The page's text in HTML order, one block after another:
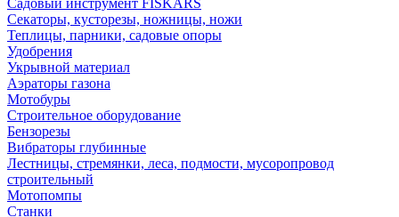
Садовый инструмент FISKARS
Секаторы, кусторезы, ножницы, ножи
Теплицы, парники, садовые опоры
Удобрения
Укрывной материал
Аэраторы газона
Мотобуры
Строительное оборудование
Бензорезы
Вибраторы глубинные
Лестницы, стремянки, леса, подмости, мусоропровод
строительный
Мотопомпы
Станки